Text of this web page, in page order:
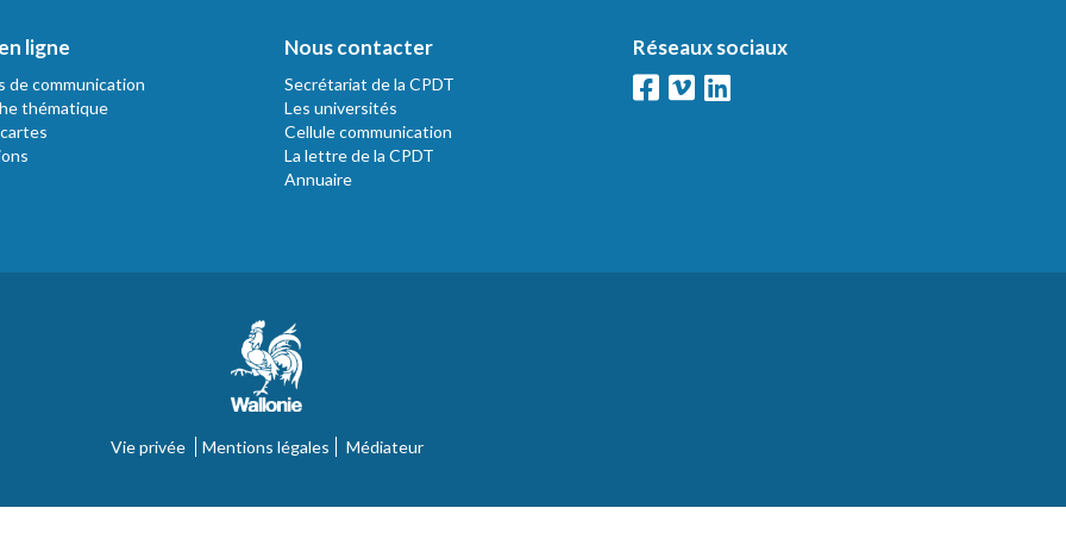
ligne
de communication
thématique
Nous contacter
Secrétariat de la CPDT
Les universités
Cellule communication
La lettre de la CPDT
Annuaire
Réseaux sociaux
Vie privée Mentions légales Médiateur